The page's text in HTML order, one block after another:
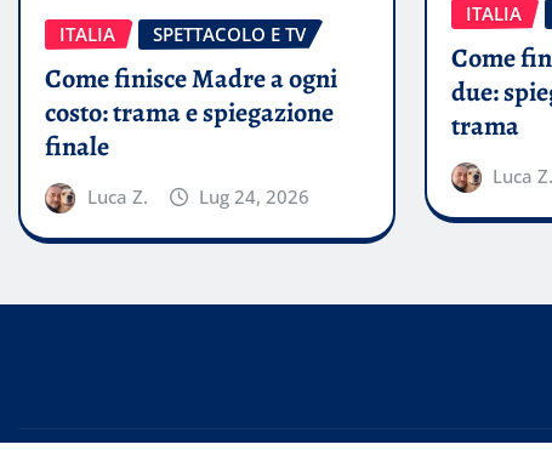
ITALIA SPETTACOLO E TV
Come finisce Madre a ogni
costo: trama e spiegazione
finale
Luca Z. Lug 24, 2026
ITALIA
Come
due:
trama
Luca Z.